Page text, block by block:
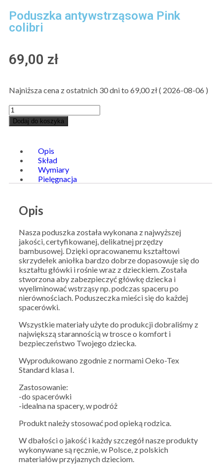
Poduszka antywstrząsowa Pink
colibri
69,00 zł
Najniższa cena z ostatnich 30 dni to 69,00 zł( 2026-08-06 )
Dodaj do koszyka
Opis
Skład
Wymiary
Pielęgnacja
Opis
Nasza poduszka została wykonana z najwyższej
jakości, certyfikowanej, delikatnej przędzy
bambusowej. Dzięki opracowanemu kształtowi
skrzydełek aniołka bardzo dobrze dopasowuje się do
kształtu główki i rośnie wraz z dzieckiem. Została
stworzona aby zabezpieczyć główkę dziecka i
wyeliminować wstrząsy np. podczas spaceru po
nierównościach. Poduszeczka mieści się do każdej
spacerówki.
Wszystkie materiały użyte do produkcji dobraliśmy z
największą starannością w trosce o komfort i
bezpieczeństwo Twojego dziecka.
Wyprodukowano zgodnie z normami Oeko-Tex
Standard klasa I.
Zastosowanie:
-do spacerówki
-idealna na spacery, w podróż
Produkt należy stosować pod opieką rodzica.
W dbałości o jakość i każdy szczegół nasze produkty
wykonywane są ręcznie, w Polsce, z polskich
materiałów przyjaznych dzieciom.